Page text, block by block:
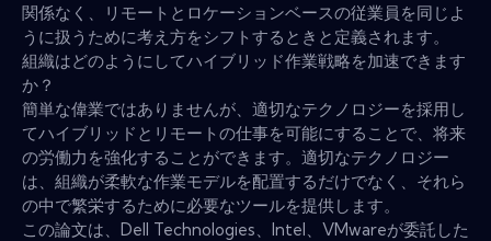
関係なく、リモートとロケーションベースの従業員を同じよ
うに扱うために考え方をシフトするときと定義されます。
組織はどのようにしてハイブリッド作業戦略を加速できます
か？
簡単な偉業ではありませんが、適切なテクノロジーを採用し
てハイブリッドとリモートの仕事を可能にすることで、将来
の労働力を強化することができます。適切なテクノロジー
は、組織が柔軟な作業モデルを配置するだけでなく、それら
の中で繁栄するために必要なツールを提供します。
この論文は、Dell Technologies、Intel、VMwareが委託した